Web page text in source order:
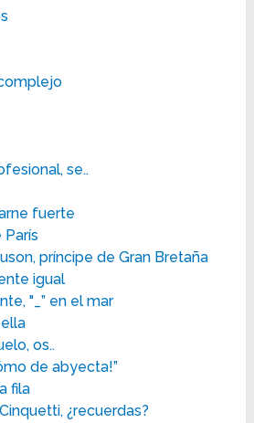
se..
fuerte
príncipe de Gran Bretaña
igual
"_” en el mar
os..
de abyecta!”
fila
¿recuerdas?